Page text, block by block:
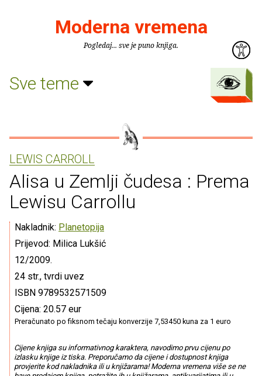
Moderna vremena
Pogledaj... sve je puno knjiga.
Sve teme
LEWIS CARROLL
Alisa u Zemlji čudesa : Prema
Lewisu Carrollu
Nakladnik: Planetopija
Prijevod: Milica Lukšić
12/2009.
24 str., tvrdi uvez
ISBN 9789532571509
Cijena: 20.57 eur
Preračunato po fiksnom tečaju konverzije 7,53450 kuna za 1 euro
Cijene knjiga su informativnog karaktera, navodimo prvu cijenu po
izlasku knjige iz tiska. Preporučamo da cijene i dostupnost knjiga
provjerite kod nakladnika ili u knjižarama! Moderna vremena više se ne